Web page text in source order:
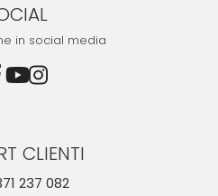
in social media
CLIENTI
237 082